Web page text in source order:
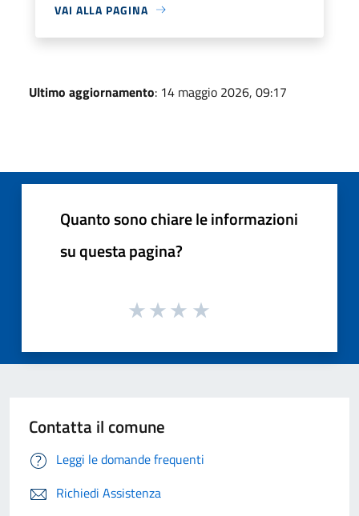
VAI ALLA PAGINA
Ultimo aggiornamento: 14 maggio 2026, 09:17
Quanto sono chiare le informazioni
su questa pagina?
Contatta il comune
Leggi le domande frequenti
Richiedi Assistenza